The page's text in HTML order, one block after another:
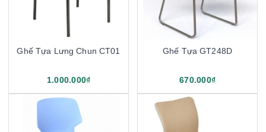
Ghế Tựa Lưng Chun CT01
1.000.000₫
Ghế Tựa GT248D
670.000₫